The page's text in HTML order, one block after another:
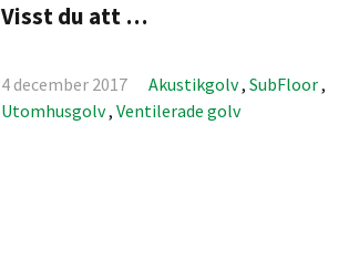
Visst du att …
4 december 2017 Akustikgolv,SubFloor,
Utomhusgolv,Ventilerade golv